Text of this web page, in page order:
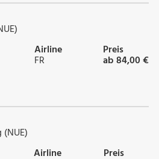
Airline
FR
Preis
ab 84,00 €
Airline Preis